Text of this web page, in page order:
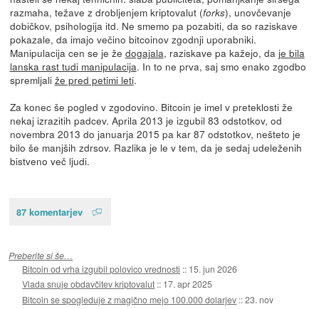
razmaha, težave z drobljenjem kriptovalut (forks), unovčevanje
dobičkov, psihologija itd. Ne smemo pa pozabiti, da so raziskave
pokazale, da imajo večino bitcoinov zgodnji uporabniki.
Manipulacija cen se je že dogajala, raziskave pa kažejo, da je bila
lanska rast tudi manipulacija. In to ne prva, saj smo enako zgodbo
spremljali že pred petimi leti.
Za konec še pogled v zgodovino. Bitcoin je imel v preteklosti že
nekaj izrazitih padcev. Aprila 2013 je izgubil 83 odstotkov, od
novembra 2013 do januarja 2015 pa kar 87 odstotkov, nešteto je
bilo še manjših zdrsov. Razlika je le v tem, da je sedaj udeleženih
bistveno več ljudi.
87 komentarjev
Preberite si še…
Bitcoin od vrha izgubil polovico vrednosti :: 15. jun 2026
Vlada snuje obdavčitev kriptovalut :: 17. apr 2025
Bitcoin se spogleduje z magično mejo 100.000 dolarjev ::23. nov